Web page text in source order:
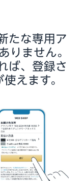
たな専用ア
りません。
ば、登録さ
えます。